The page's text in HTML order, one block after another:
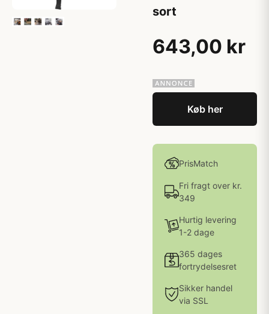
sort
643,00 kr
Køb her
PrisMatch
Fri fragt over kr.
349
Hurtig levering
1-2 dage
365 dages
fortrydelsesret
Sikker handel
via SSL